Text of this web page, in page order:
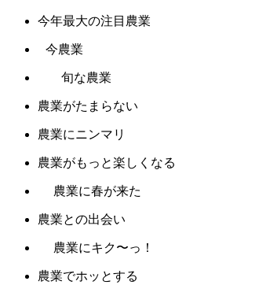
今年最大の注目農業
今農業
旬な農業
農業がたまらない
農業にニンマリ
農業がもっと楽しくなる
農業に春が来た
農業との出会い
農業にキク〜っ！
農業でホッとする